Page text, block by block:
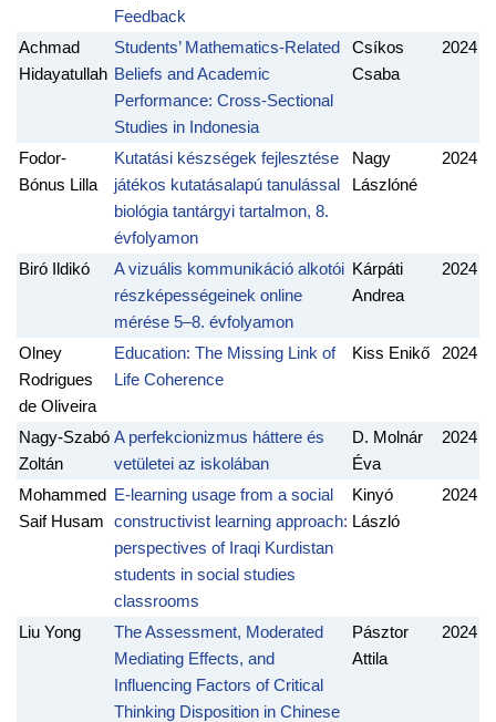
Feedback
Achmad
Hidayatullah
Students’ Mathematics-Related
Beliefs and Academic
Performance: Cross-Sectional
Studies in Indonesia
Csíkos
Csaba
2024
Fodor-
Bónus Lilla
Kutatási készségek fejlesztése
játékos kutatásalapú tanulással
biológia tantárgyi tartalmon, 8.
évfolyamon
Nagy
Lászlóné
2024
Biró Ildikó
A vizuális kommunikáció alkotói
részképességeinek online
mérése 5–8. évfolyamon
Kárpáti
Andrea
2024
Olney
Rodrigues
de Oliveira
Education: The Missing Link of
Life Coherence
Kiss Enikő 2024
Nagy-Szabó
Zoltán
A perfekcionizmus háttere és
vetületei az iskolában
D. Molnár
Éva
2024
Mohammed
Saif Husam
E-learning usage from a social
constructivist learning approach:
perspectives of Iraqi Kurdistan
students in social studies
classrooms
Kinyó
László
2024
Liu Yong
The Assessment, Moderated
Mediating Effects, and
Influencing Factors of Critical
Thinking Disposition in Chinese
Pásztor
Attila
2024